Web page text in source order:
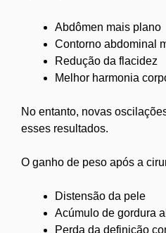
Abdômen mais plano
Contorno abdominal
Redução da flacidez
Melhor harmonia
No entanto, novas
esses resultados.
O ganho de peso após a
Distensão da pele
Acúmulo de gordura
Perda da definição